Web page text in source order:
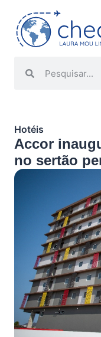
Hotéis
Accor
no sertão